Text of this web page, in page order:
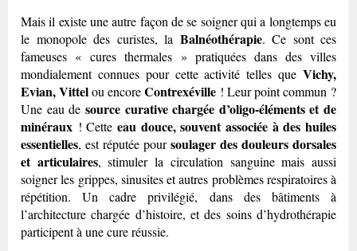
Mais il existe une autre façon de se soigner qui a longtemps eu
le monopole des curistes, la Balnéothérapie. Ce sont ces
fameuses « cures thermales » pratiquées dans des villes
mondialement connues pour cette activité telles que Vichy,
Evian, Vittelou encoreContrexéville ! Leur point commun ?
Une eau de source curative chargée d’oligo-éléments et de
minéraux ! Cette eau douce, souvent associée à des huiles
essentielles, est réputée poursoulager des douleurs dorsales
et articulaires, stimuler la circulation sanguine mais aussi
soigner les grippes, sinusites et autres problèmes respiratoires à
répétition. Un cadre privilégié, dans des bâtiments à
l’architecture chargée d’histoire, et des soins d’hydrothérapie
participent à une cure réussie.